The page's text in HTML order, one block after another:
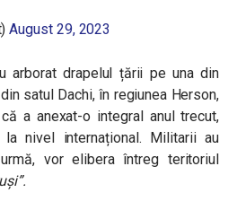
August 29, 2023
arborat drapelul țării pe una din
satul Dachi, în regiunea Herson,
a anexat-o integral anul trecut,
la nivel internațional. Militarii au
vor elibera întreg teritoriul